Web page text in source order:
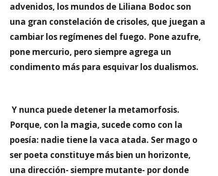
advenidos, los mundos de Liliana Bodoc son
una gran constelación de crisoles, que juegan a
cambiar los regímenes del fuego. Pone azufre,
pone mercurio, pero siempre agrega un
condimento más para esquivar los dualismos.
Y nunca puede detener la metamorfosis.
Porque, con la magia, sucede como con la
poesía: nadie tiene la vaca atada. Ser mago o
ser poeta constituye más bien un horizonte,
una dirección- siempre mutante- por donde